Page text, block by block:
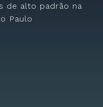
de alto padrão na
Paulo